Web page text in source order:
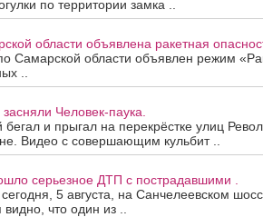
по территории замка ..
области объявлена ракетная
Самарской области объявлен режим
..
Человек-паука.
бегал и прыгал на перекрёстке улиц
Видео с совершающим кульбит ..
серьезное ДТП с пострадавшими .
5 августа, на Санчелеевском
что один из ..